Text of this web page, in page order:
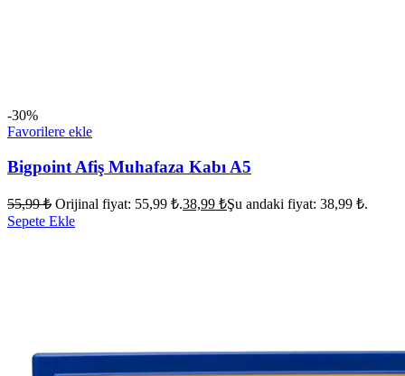
-30%
Favorilere ekle
Bigpoint Afiş Muhafaza Kabı A5
55,99₺ Orijinal fiyat: 55,99 ₺.38,99 ₺Şu andaki fiyat: 38,99 ₺.
Sepete Ekle